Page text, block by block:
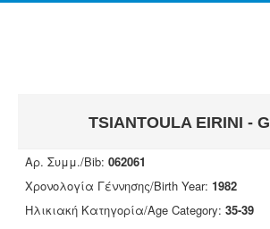
TSIANTOULA EIRINI -
Αρ. Συμμ./Bib: 062061
Χρονολογία Γέννησης/Birth Year: 1982
Ηλικιακή Κατηγορία/Age Category: 35-39